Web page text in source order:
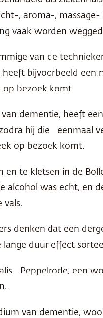
, aroma-,
vaak worden
van de
bijvoorbeeld een
op bezoek komt.
dementie, heeft
hij die eenmaal
op bezoek komt.
te kletsen in de
was echt, en
vals.
denken dat een
duur effect
Peppelrode, een
van dementie,